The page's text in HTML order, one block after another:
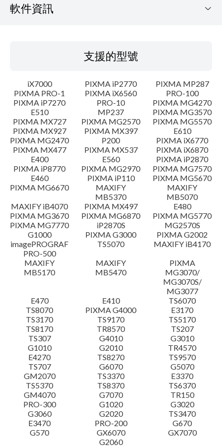
軟件資訊
語言
更新記錄
系統要求
警告
設置說明
檔案資料
免責聲明
支援的型號
iX7000 PIXMA iP2770
PIXMA MP287
PIXMA PRO-1
PIXMA iX6560
PRO-100
PIXMA iP7270
PRO-10
PIXMA MG4270
E510
MP237
PIXMA MG3570
PIXMA MX727
PIXMA MG2570
PIXMA MG5570
PIXMA MX927
PIXMA MX397
E610
PIXMA MG2470
P200
PIXMA iX6770
PIXMA MX477
PIXMA MX537
PIXMA iX6870
E400
E560
PIXMA iP2870
PIXMA iP8770
PIXMA MG2970
PIXMA MG7570
E460
PIXMA iP110
PIXMA MG5670
PIXMA MG6670
MAXIFY
MB5370
MAXIFY
MB5070
MAXIFY iB4070
PIXMA MX497
E480
PIXMA MG3670
PIXMA MG6870
PIXMA MG5770
PIXMA MG7770
iP2870S
MG2570S
G1000
PIXMA G3000
PIXMA G2002
imagePROGRAF
PRO-500
TS5070
MAXIFY iB4170
MAXIFY
MB5170
MAXIFY
MB5470
PIXMA
MG3070/
MG3070S/
MG3077
E470
E410
TS6070
TS8070
PIXMA G4000
E3170
TS3170
TS9170
TS5170
TS8170
TR8570
TS207
TS307
G4010
G3010
G1010
G2010
TR4570
E4270
TS8270
TS9570
TS707
G6070
G5070
GM2070
TS3370
E3370
TS5370
TS8370
TS6370
GM4070
G7070
TR150
PRO-300
G1020
G3020
G3060
G2020
TS3470
E3470
PRO-200
G670
G570
GX6070
GX7070
G2060